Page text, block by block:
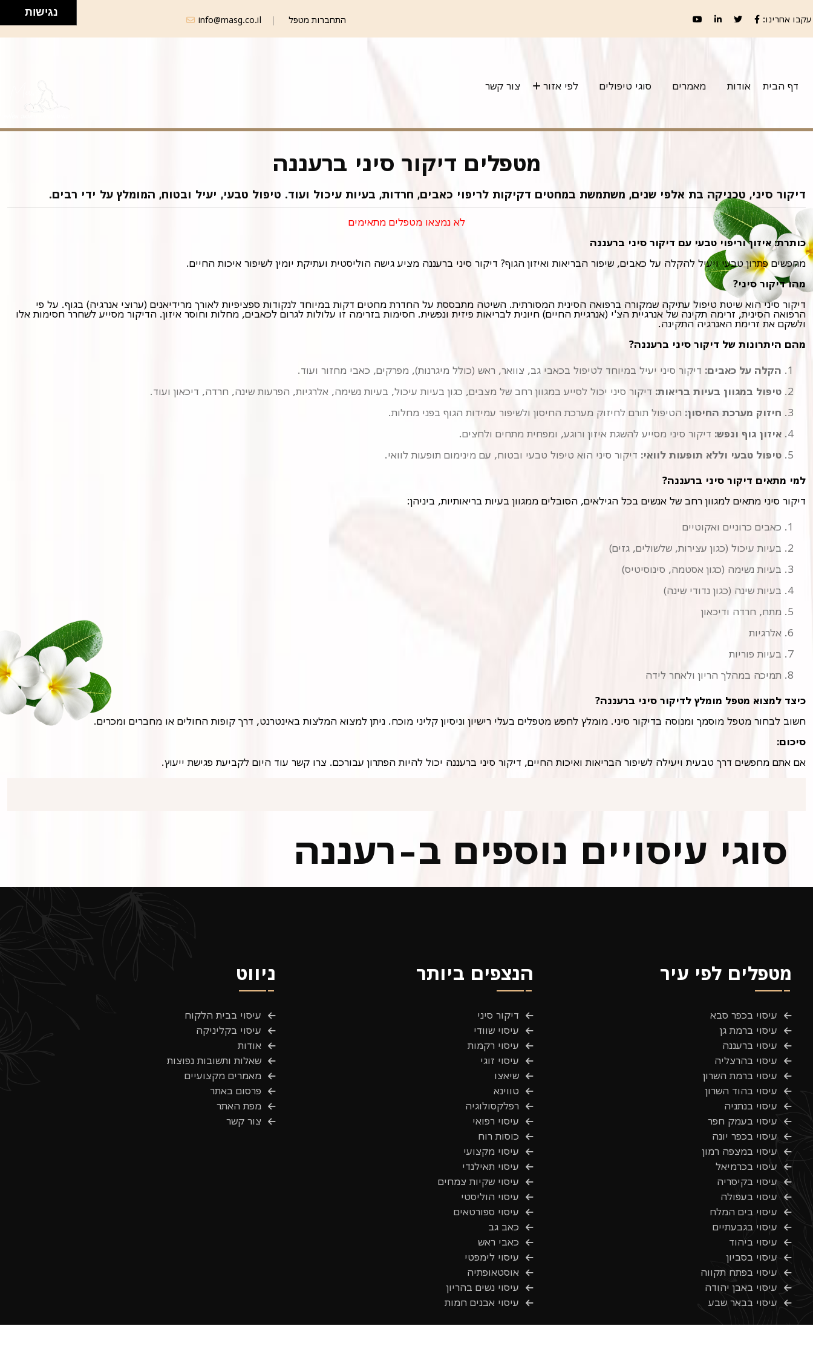
info@masg.co.il התחברות מטפל עקבו אחרינו:
דף הבית אודות מאמרים סוגי טיפולים לפי אזור צור קשר
מטפלים דיקור סיני ברעננה
דיקור סיני, טכניקה בת אלפי שנים, משתמשת במחטים דקיקות לריפוי כאבים, חרדות, בעיות עיכול ועוד. טיפול טבעי, יעיל ובטוח, המומלץ על ידי רבים.
לא נמצאו מטפלים מתאימים
כותרת: איזון וריפוי טבעי עם דיקור סיני ברעננה
מחפשים פתרון טבעי ויעיל להקלה על כאבים, שיפור הבריאות ואיזון הגוף? דיקור סיני ברעננה מציע גישה הוליסטית ועתיקת יומין לשיפור איכות החיים.
מהו דיקור סיני?
ולשקם את זרימת האנרגיה התקינה.
מהם היתרונות של דיקור סיני ברעננה?
הקלה על כאבים: דיקור סיני יעיל במיוחד לטיפול בכאבי גב, צוואר, ראש (כולל מיגרנות), מפרקים, כאבי מחזור ועוד.
טיפול במגוון בעיות בריאות: דיקור סיני יכול לסייע במגוון רחב של מצבים, כגון בעיות עיכול, בעיות נשימה, אלרגיות, הפרעות שינה, חרדה, דיכאון ועוד.
חיזוק מערכת החיסון: הטיפול תורם לחיזוק מערכת החיסון ולשיפור עמידות הגוף בפני מחלות.
איזון גוף ונפש: דיקור סיני מסייע להשגת איזון ורוגע, ומפחית מתחים ולחצים.
טיפול טבעי וללא תופעות לוואי: דיקור סיני הוא טיפול טבעי ובטוח, עם מינימום תופעות לוואי.
למי מתאים דיקור סיני ברעננה?
דיקור סיני מתאים למגוון רחב של אנשים בכל הגילאים, הסובלים ממגוון בעיות בריאותיות, ביניהן:
כאבים כרוניים ואקוטיים
בעיות עיכול (כגון עצירות, שלשולים, גזים)
בעיות נשימה (כגון אסטמה, סינוסיטיס)
בעיות שינה (כגון נדודי שינה)
מתח, חרדה ודיכאון
אלרגיות
בעיות פוריות
תמיכה במהלך הריון ולאחר לידה
כיצד למצוא מטפל מומלץ לדיקור סיני ברעננה?
חשוב לבחור מטפל מוסמך ומנוסה בדיקור סיני. מומלץ לחפש מטפלים בעלי רישיון וניסיון קליני מוכח. ניתן למצוא המלצות באינטרנט, דרך קופות החולים או מחברים ומכרים.
סיכום:
אם אתם מחפשים דרך טבעית ויעילה לשיפור הבריאות ואיכות החיים, דיקור סיני ברעננה יכול להיות הפתרון עבורכם. צרו קשר עוד היום לקביעת פגישת ייעוץ.
סוגי עיסויים נוספים ב-רעננה
ניווט
עיסוי בבית הלקוח
עיסוי בקליניקה
אודות
שאלות ותשובות נפוצות
מאמרים מקצועיים
פרסום באתר
מפת האתר
צור קשר
הנצפים ביותר
דיקור סיני
עיסוי שוודי
עיסוי רקמות
עיסוי זוגי
שיאצו
טווינא
רפלקסולוגיה
עיסוי רפואי
כוסות רוח
עיסוי מקצועי
עיסוי תאילנדי
עיסוי שקיות צמחים
עיסוי הוליסטי
עיסוי ספורטאים
כאב גב
כאבי ראש
עיסוי לימפטי
אוסטאופתיה
עיסוי נשים בהריון
עיסוי אבנים חמות
מטפלים לפי עיר
עיסוי בכפר סבא
עיסוי ברמת גן
עיסוי ברעננה
עיסוי בהרצליה
עיסוי ברמת השרון
עיסוי בהוד השרון
עיסוי בנתניה
עיסוי בעמק חפר
עיסוי בכפר יונה
עיסוי במצפה רמון
עיסוי בכרמיאל
עיסוי בקיסריה
עיסוי בעפולה
עיסוי בים המלח
עיסוי בגבעתיים
עיסוי ביהוד
עיסוי בסביון
עיסוי בפתח תקווה
עיסוי באבן יהודה
עיסוי בבאר שבע
נגישות